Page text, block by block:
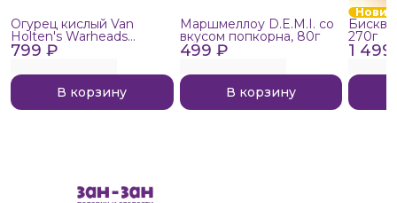
799 ₽
Огурец кислый Van
Holten's Warheads
Extreme Sour, 140г
В корзину
499 ₽
Маршмеллоу D.E.M.I. со
вкусом попкорна, 80г
В корзину
1
270г